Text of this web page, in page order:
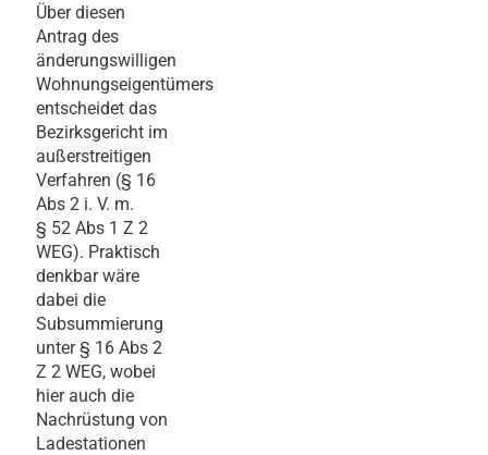
Über diesen
Antrag des
änderungswilligen
Wohnungseigentümers
entscheidet das
Bezirksgericht im
außerstreitigen
Verfahren (§ 16
Abs 2 i. V. m.
§ 52 Abs 1 Z 2
WEG). Praktisch
denkbar wäre
dabei die
Subsummierung
unter § 16 Abs 2
Z 2 WEG, wobei
hier auch die
Nachrüstung von
Ladestationen